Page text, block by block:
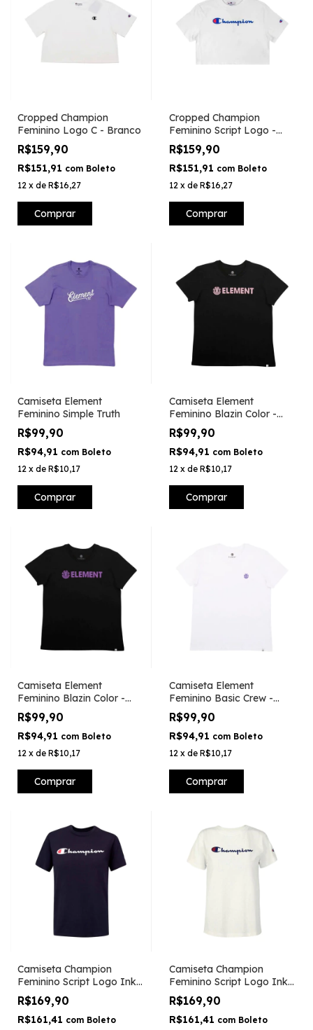
Cropped Champion
Feminino Logo C - Branco
R$159,90
R$151,91 com Boleto
12 x de R$16,27
Comprar
Cropped Champion
Feminino Script Logo -
Branco
R$159,90
R$151,91 com Boleto
12 x de R$16,27
Comprar
Camiseta Element
Feminino Simple Truth
R$99,90
R$94,91 com Boleto
12 x de R$10,17
Comprar
Camiseta Element
Feminino Blazin Color -
Preto
R$99,90
R$94,91 com Boleto
12 x de R$10,17
Comprar
Camiseta Element
Feminino Blazin Color -
Preto
R$99,90
R$94,91 com Boleto
12 x de R$10,17
Comprar
Camiseta Element
Feminino Basic Crew -
Branco
R$99,90
R$94,91 com Boleto
12 x de R$10,17
Comprar
Camiseta Champion
Feminino Script Logo Ink -
Marinho
R$169,90
R$161,41 com Boleto
Camiseta Champion
Feminino Script Logo Ink -
Off White
R$169,90
R$161,41 com Boleto